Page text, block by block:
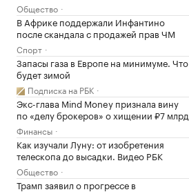
Общество
В Африке поддержали Инфантино
после скандала с продажей прав ЧМ
Спорт
Запасы газа в Европе на минимуме. Что
будет зимой
Подписка на РБК
Экс-глава Mind Money признала вину
по «делу брокеров» о хищении ₽7 млрд
Финансы
Как изучали Луну: от изобретения
телескопа до высадки. Видео РБК
Общество
Трамп заявил о прогрессе в